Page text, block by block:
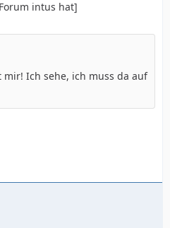
intus hat]
Ich sehe, ich muss da auf